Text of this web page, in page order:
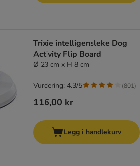
Trixie intelligensleke Dog
Activity Flip Board
Ø 23 cm x H 8 cm
116,00 kr
Vurdering: 4.3/5 (801)
Legg i handlekurv